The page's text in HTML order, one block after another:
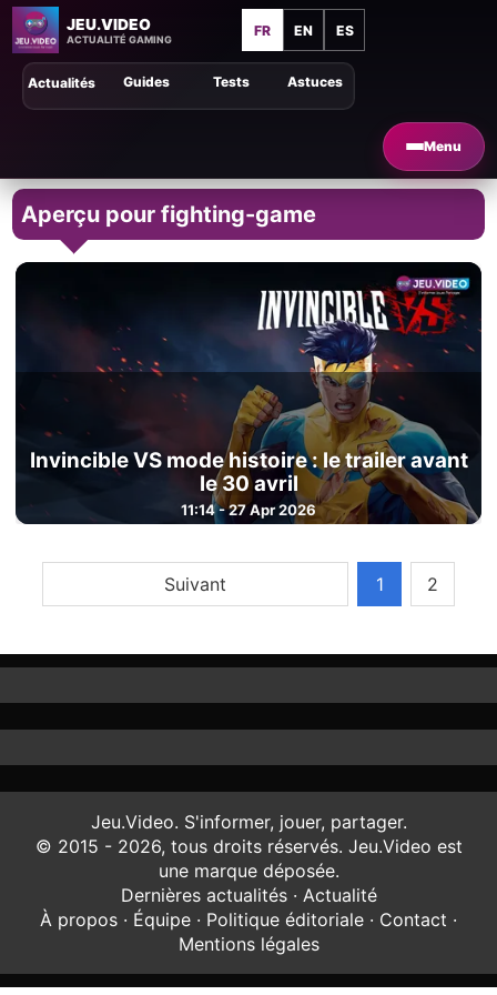
JEU.VIDEO
ACTUALITÉ GAMING
FR EN ES
Menu
Astuces
Guides Tests
Actualités
Aperçu pour fighting-game
Invincible VS mode histoire : le trailer avant
le 30 avril
11:14 - 27 Apr 2026
Suivant 1 2
Jeu.Video. S'informer, jouer, partager.
© 2015 - 2026, tous droits réservés. Jeu.Video est
une marque déposée.
Dernières actualités· Actualité
À propos · Équipe · Politique éditoriale · Contact ·
Mentions légales